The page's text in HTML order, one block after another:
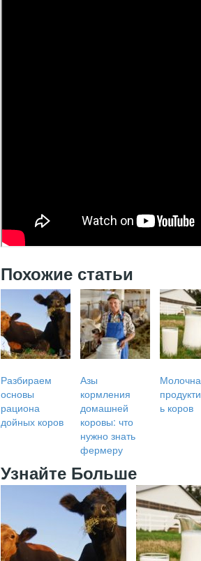
Похожие статьи
Разбираем
основы
рациона
дойных коров
Азы
кормления
домашней
коровы: что
нужно знать
фермеру
ь коров
Узнайте Больше